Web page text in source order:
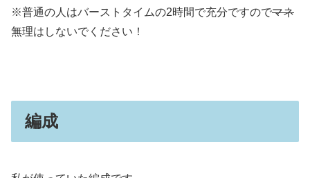
※普通の人はバーストタイムの2時間で充分ですのでマネ
無理はしないでください！
編成